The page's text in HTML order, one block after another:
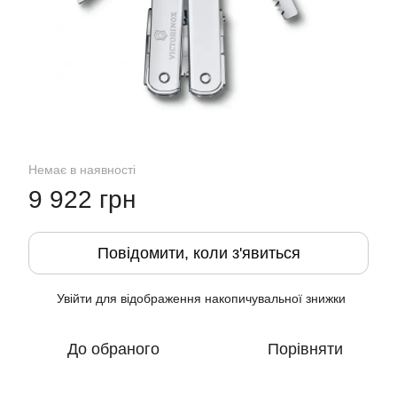
Немає в наявності
9 922 грн
Повідомити, коли з'явиться
Увійти для відображення накопичувальної знижки
До обраного Порівняти